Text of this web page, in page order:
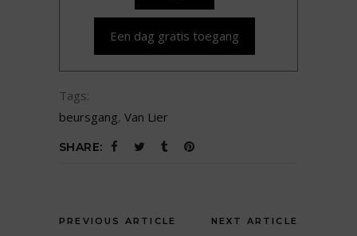
Een dag gratis toegang
Tags:
beursgang, Van Lier
SHARE:
PREVIOUS ARTICLE NEXT ARTICLE